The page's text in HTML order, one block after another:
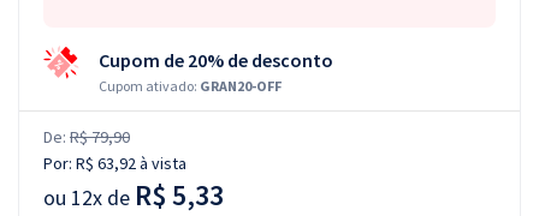
Cupom de 20% de desconto
Cupom ativado: GRAN20-OFF
De: R$ 79,90
Por: R$ 63,92à vista
ou 12x de R$ 5,33